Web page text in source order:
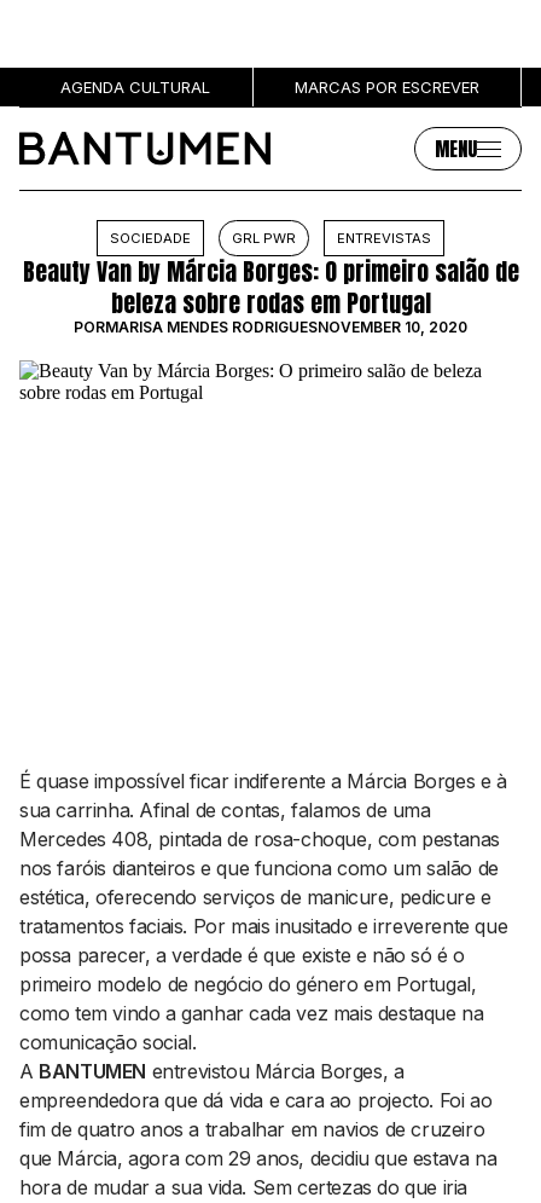
AGENDA CULTURAL MARCAS POR ESCREVER
MENU
MÚSICA
GRL PWR
Sobre
SOBRE NÓS
PUBLICIDADE
MARCAS
Contactos
EMAIL
GERAL@BANTUMEN.COM
WHATSAPP
+351 912 127 577
Pesquisar
SOCIEDADE GRL PWR ENTREVISTAS
Beauty Van by Márcia Borges: O primeiro salão de
beleza sobre rodas em Portugal
PORMARISA MENDES RODRIGUESNOVEMBER 10, 2020
É quase impossível ficar indiferente a Márcia Borges e à
sua carrinha. Afinal de contas, falamos de uma
Mercedes 408, pintada de rosa-choque, com pestanas
nos faróis dianteiros e que funciona como um salão de
estética, oferecendo serviços de manicure, pedicure e
tratamentos faciais. Por mais inusitado e irreverente que
possa parecer, a verdade é que existe e não só é o
primeiro modelo de negócio do género em Portugal,
como tem vindo a ganhar cada vez mais destaque na
comunicação social.
A BANTUMEN entrevistou Márcia Borges, a
empreendedora que dá vida e cara ao projecto. Foi ao
fim de quatro anos a trabalhar em navios de cruzeiro
que Márcia, agora com 29 anos, decidiu que estava na
hora de mudar a sua vida. Sem certezas do que iria